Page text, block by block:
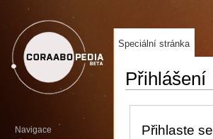
Přihlášení
Přihlaste se
Speciální stránka
Navigace